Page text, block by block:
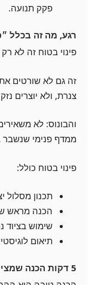
פקק תנועה.
רגע, מה זה בכלל
פינוי בטוח זה לא
זה גם לא שורטים
צנרת, ולא יוצרים
והבונוס: לא
ממדף פנימי שנשבר
פינוי בטוח כולל:
תכנון מסלול
הכנה מראש
שימוש בציוד
תיאום
5 דקות הכנה שמצילות שעה של עצבים